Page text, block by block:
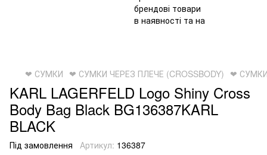
❤ СУМКИ ❤ СУМКИ ЧЕРЕЗ ПЛЕЧЕ (CROSSBODY) ❤ СУМКИ
KARL LAGERFELD Logo Shiny Cross
Body Bag Black BG136387KARL
BLACK
Під замовлення Артикул: 136387